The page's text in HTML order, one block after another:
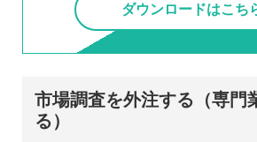
ダウンロードはこち
市場調査を外注する（専門
る）